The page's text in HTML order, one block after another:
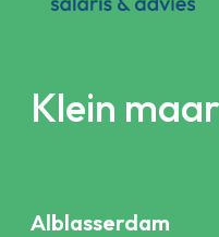
Klein
Alblasserdam